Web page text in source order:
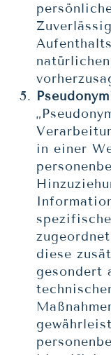
in einer
diese
gesondert